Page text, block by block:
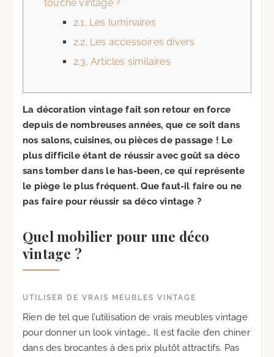
touche vintage ?
2.1. Les luminaires
2.2. Les accessoires divers
2.3. Articles similaires
La décoration vintage fait son retour en force
depuis de nombreuses années, que ce soit dans
nos salons, cuisines, ou pièces de passage ! Le
plus difficile étant de réussir avec goût sa déco
sans tomber dans le has-been, ce qui représente
le piège le plus fréquent. Que faut-il faire ou ne
pas faire pour réussir sa déco vintage ?
Quel mobilier pour une déco
vintage ?
UTILISER DE VRAIS MEUBLES VINTAGE
Rien de tel que l’utilisation de vrais meubles vintage
pour donner un look vintage… Il est facile d’en chiner
dans des brocantes à des prix plutôt attractifs. Pas